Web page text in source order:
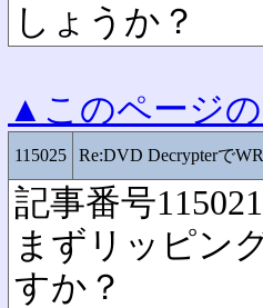
しょうか？
▲このページ
115025 Re:DVD Decrypterで
記事番号
まずリッピン
すか？